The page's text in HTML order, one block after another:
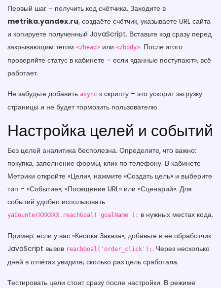
Первый шаг – получить код счётчика. Заходите в
metrika.yandex.ru, создаёте счётчик, указываете URL сайта
и копируете полученный JavaScript. Вставьте код сразу перед
закрывающим тегом </head> или </body>. После этого
проверяйте статус в кабинете – если «данные поступают», всё
работает.
Не забудьте добавить async к скрипту – это ускорит загрузку
страницы и не будет тормозить пользователю.
Настройка целей и событий
Без целей аналитика бесполезна. Определите, что важно:
покупка, заполнение формы, клик по телефону. В кабинете
Метрики откройте «Цели», нажмите «Создать цель» и выберите
тип – «Событие», «Посещение URL» или «Сценарий». Для
событий удобно использовать
yaCounterXXXXXX.reachGoal('goalName'); в нужных местах кода.
Пример: если у вас «Кнопка Заказа», добавьте в её обработчик
JavaScript вызов reachGoal('order_click'); . Через несколько
дней в отчётах увидите, сколько раз цель сработала.
Тестировать цели стоит сразу после настройки. В режиме